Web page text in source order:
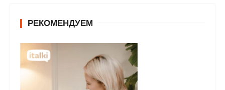
РЕКОМЕНДУЕМ